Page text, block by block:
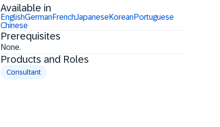
Available in
EnglishGermanFrenchJapaneseKoreanPortuguese
Chinese
Prerequisites
None.
Products and Roles
Consultant